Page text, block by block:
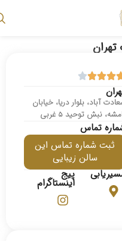
آباد، بلوار دریا، خیابان
نبش توحید ۵ غربی
تماس
ثبت شماره تماس این
سالن زیبایی
پیج
اینستاگرام